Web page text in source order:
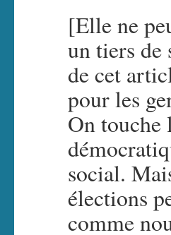
[Elle ne
un tiers de
de cet
pour les
On touche
social.
élections
comme